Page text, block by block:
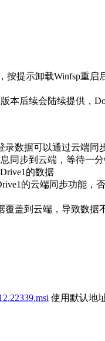
提示卸载Winfsp重
本后续会陆续提供，
录数据可以通过云端同
同步到云端，等待一
的数据
的云端同步功能，
覆盖到云端，导致数据
使用默认地